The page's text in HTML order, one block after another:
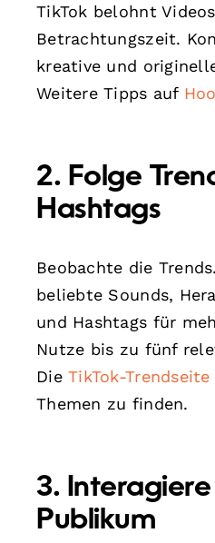
TikTok belohnt
Betrachtungszeit.
kreative und
Weitere Tipps auf
2. Folge
Hashtags
Beobachte die
beliebte Sounds,
und Hashtags für
Nutze bis zu fünf
DieTikTok-Trendseite
Themen zu finden.
3.
Publikum